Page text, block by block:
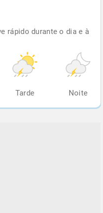
rápido durante o dia e à
Tarde Noite